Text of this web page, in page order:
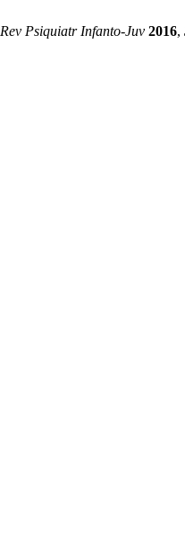
Rev Psiquiatr Infanto-Juv 2016,